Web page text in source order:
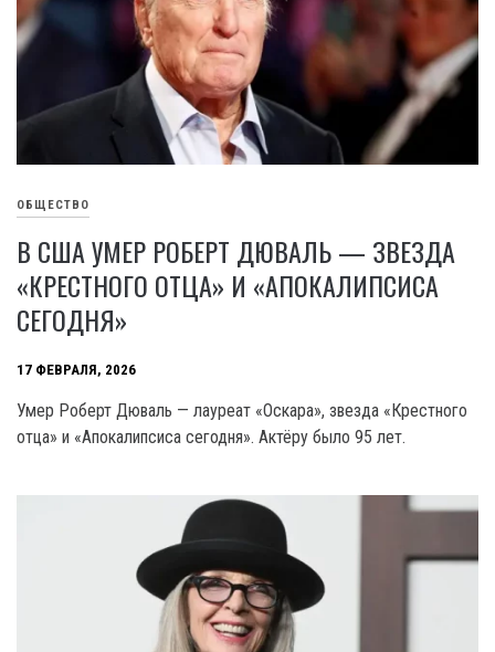
ОБЩЕСТВО
В США УМЕР РОБЕРТ ДЮВАЛЬ — ЗВЕЗДА
«КРЕСТНОГО ОТЦА» И «АПОКАЛИПСИСА
СЕГОДНЯ»
17 ФЕВРАЛЯ, 2026
Умер Роберт Дюваль — лауреат «Оскара», звезда «Крестного
отца» и «Апокалипсиса сегодня». Актёру было 95 лет.